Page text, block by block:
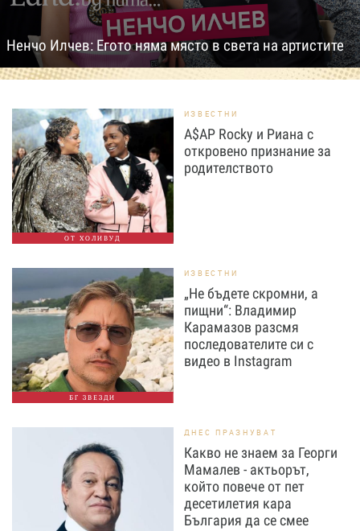
Ненчо Илчев: Егото няма място в света на артистите
ОТ ХОЛИВУД
ИЗВЕСТНИ
A$AP Rocky и Риана с
откровено признание за
родителството
БГ ЗВЕЗДИ
ИЗВЕСТНИ
„Не бъдете скромни, а
пищни“: Владимир
Карамазов разсмя
последователите си с
видео в Instagram
ДНЕС ПРАЗНУВАТ
Какво не знаем за Георги
Мамалев - актьорът,
който повече от пет
десетилетия кара
България да се смее